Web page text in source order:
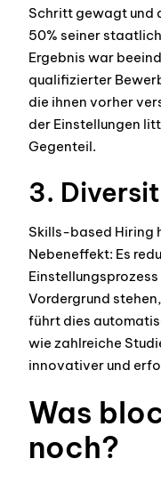
Schritt gewagt und
50% seiner
Ergebnis war
qualifizierter
die ihnen vorher
der Einstellungen
Gegenteil.
3.
Skills-based Hiring
Nebeneffekt: Es
Vordergrund
führt dies
wie zahlreiche
innovativer und
Was
noch?